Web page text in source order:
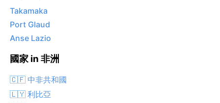
Takamaka
Port Glaud
Anse Lazio
國家 in 非洲
🇨🇫 中非共和國
🇱🇾 利比亞